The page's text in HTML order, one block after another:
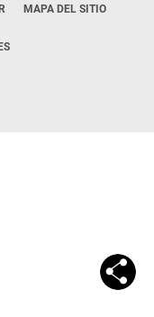
MAPA DEL SITIO